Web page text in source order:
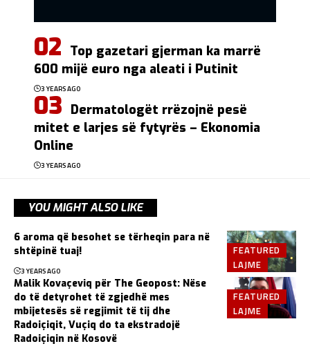
Top gazetari gjerman ka marrë
600 mijë euro nga aleati i Putinit
3 YEARS AGO
Dermatologët rrëzojnë pesë
mitet e larjes së fytyrës – Ekonomia
Online
3 YEARS AGO
YOU MIGHT ALSO LIKE
FEATURED
LAJME
6 aroma që besohet se tërheqin para në
shtëpinë tuaj!
3 YEARS AGO
FEATURED
LAJME
Malik Kovaçeviq për The Geopost: Nëse
do të detyrohet të zgjedhë mes
mbijetesës së regjimit të tij dhe
Radoiçiqit, Vuçiq do ta ekstradojë
Radoiçiqin në Kosovë